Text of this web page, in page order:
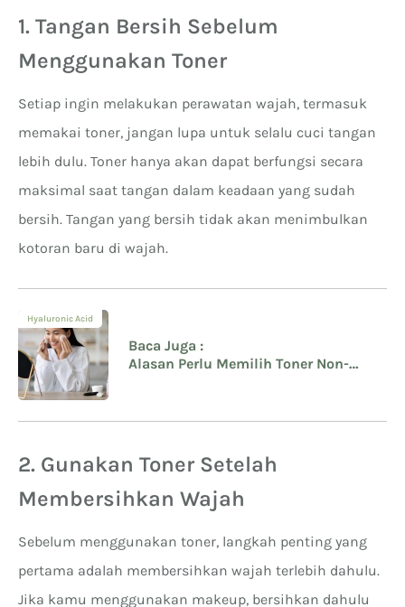
1. Tangan Bersih Sebelum
Menggunakan Toner
Setiap ingin melakukan perawatan wajah, termasuk
memakai toner, jangan lupa untuk selalu cuci tangan
lebih dulu. Toner hanya akan dapat berfungsi secara
maksimal saat tangan dalam keadaan yang sudah
bersih. Tangan yang bersih tidak akan menimbulkan
kotoran baru di wajah.
Hyaluronic Acid
Baca Juga :
Alasan Perlu Memilih Toner Non-
2. Gunakan Toner Setelah
Membersihkan Wajah
Sebelum menggunakan toner, langkah penting yang
pertama adalah membersihkan wajah terlebih dahulu.
Jika kamu menggunakan makeup, bersihkan dahulu